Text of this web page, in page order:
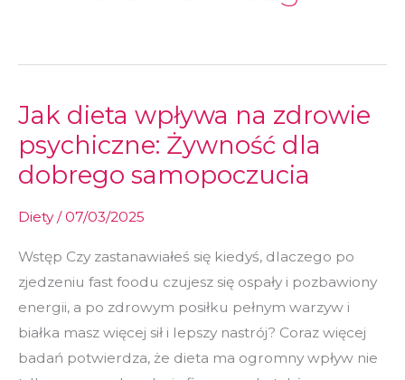
Jak dieta wpływa na zdrowie
psychiczne: Żywność dla
dobrego samopoczucia
Diety/07/03/2025
Wstęp Czy zastanawiałeś się kiedyś, dlaczego po
zjedzeniu fast foodu czujesz się ospały i pozbawiony
energii, a po zdrowym posiłku pełnym warzyw i
białka masz więcej sił i lepszy nastrój? Coraz więcej
badań potwierdza, że dieta ma ogromny wpływ nie
Jak
dieta
wpływa
zdrowie
psychiczne:
Żywność
dla
dobrego